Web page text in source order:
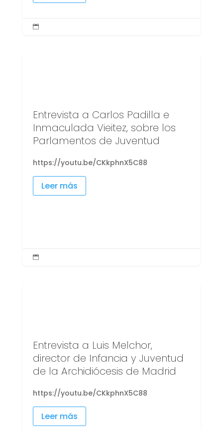

Entrevista a Carlos Padilla e
Inmaculada Vieitez, sobre los
Parlamentos de Juventud
https://youtu.be/CKkphnX5C88
Leer más

Entrevista a Luis Melchor,
director de Infancia y Juventud
de la Archidiócesis de Madrid
https://youtu.be/CKkphnX5C88
Leer más